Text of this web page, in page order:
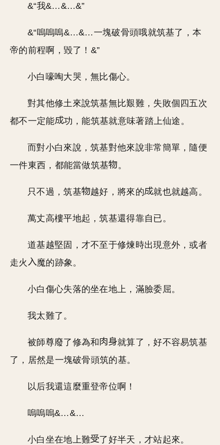
&“我&…&…&”
&“嗚嗚嗚&…&…一塊破骨頭哦就筑基了，本
帝的前程啊，毀了！&”
小白嚎啕大哭，無比傷心。
對其他修土來說筑基無比艱難，失敗個四五次
都不一定能
功，能筑基就意味著踏上仙途。
而對小白來說，筑基對他來說非常簡單，隨便
一件東西，都能當做筑基
。
只不過，筑基 越好，將來的 就也就越高。
萬丈高樓平地起，筑基還得靠自已。
道基越堅固，才不至于修煉時出現意外，或者
走火
魔的跡象。
小白傷心失落的坐在地上，滿臉委屈。
我太難了。
被師尊廢了修為和
就算了，好不容易筑基
了，居然是一塊破骨頭筑的基。
以后我還這麼重登帝位啊！
嗚嗚嗚&…&…
小白坐在地上難 了好半天，才站起來。